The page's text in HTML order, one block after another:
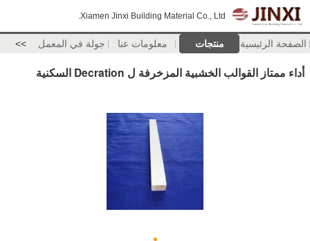
Xiamen Jinxi Building Material Co., Ltd.
الصفحة الرئيسية منتجات معلومات عنا جولة في المعمل >>
أداء ممتاز القوالب الخشبية المزخرفة ل Decration السكنية